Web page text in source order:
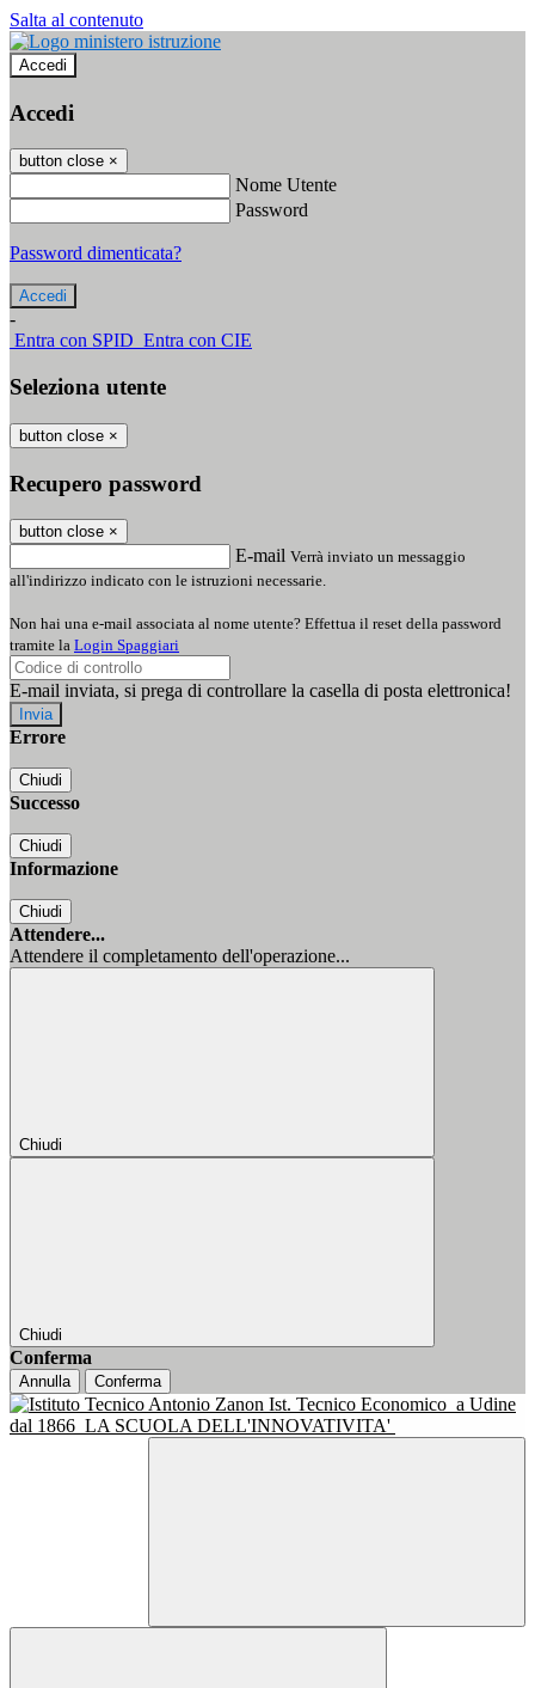
Salta al contenuto
Accedi
Accedi
button close ×
Nome Utente
Password
Password dimenticata?
-
Entra con SPID Entra con CIE
Seleziona utente
button close ×
Recupero password
button close ×
E-mail Verrà inviato un messaggio
all'indirizzo indicato con le istruzioni necessarie.
Non hai una e-mail associata al nome utente? Effettua il reset della password
tramite la Login Spaggiari
E-mail inviata, si prega di controllare la casella di posta elettronica!
Errore
Chiudi
Successo
Chiudi
Informazione
Chiudi
Attendere...
Attendere il completamento dell'operazione...
Chiudi
Chiudi
Conferma
Annulla Conferma
Ist. Tecnico Economico a Udine
dal 1866 LA SCUOLA DELL'INNOVATIVITA'